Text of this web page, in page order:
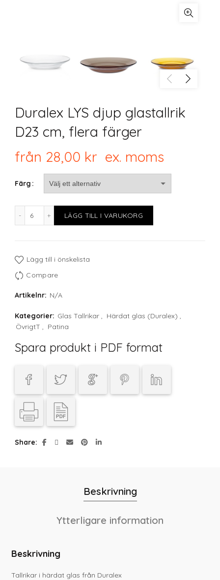
Duralex LYS djup glastallrik
D23 cm, flera färger
från 28,00 kr ex. moms
Färg
Duralex LYS djup glastallrik D23 cm, flera färger mängd
LÄGG TILL I VARUKORG
Lägg till i önskelista
Compare
Artikelnr: N/A
Kategorier: Glas Tallrikar , Härdat glas (Duralex) ,
ÖvrigtT , Patina
Spara produkt i PDF format
Share
Beskrivning
Ytterligare information
Beskrivning
Tallrikar i härdat glas från Duralex